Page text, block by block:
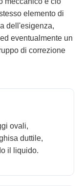
elemento di
dell'esigenza,
eventualmente un
di correzione
ovali,
duttile,
il liquido.